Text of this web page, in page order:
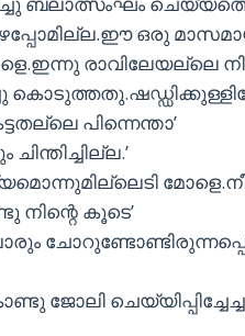
ഒരു
രാവിലേയല്ലെ
പിന്നെന്താ’
കൂടെ’
ജോലി